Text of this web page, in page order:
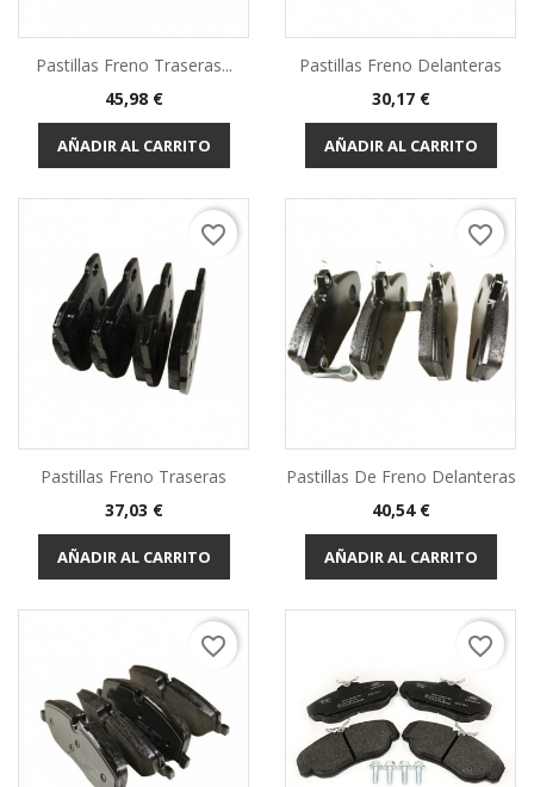
Pastillas Freno Traseras...
Precio
45,98 €
AÑADIR AL CARRITO
Pastillas Freno Delanteras
Precio
30,17 €
AÑADIR AL CARRITO
Pastillas Freno Traseras
Precio
37,03 €
AÑADIR AL CARRITO
favorite_border
Pastillas De Freno Delanteras
Precio
40,54 €
AÑADIR AL CARRITO
favorite_border
favorite_border favorite_border